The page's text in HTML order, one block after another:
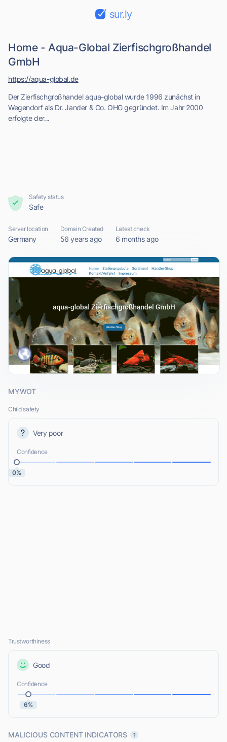
sur.ly
Home - Aqua-Global Zierfischgroßhandel
GmbH
Der Zierfischgroßhandel aqua-global wurde 1996 zunächst in
Wegendorf als Dr. Jander & Co. OHG gegründet. Im Jahr 2000
erfolgte der...
https://aqua-global.de
Safety status
Safe
Server location
Germany
Domain Created
56 years ago
Latest check
6 months ago
MYWOT
Child safety
Very poor
Confidence
0%
Trustworthiness
Good
Confidence
6%
MALICIOUS CONTENT INDICATORS